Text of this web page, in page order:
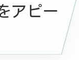
アピー